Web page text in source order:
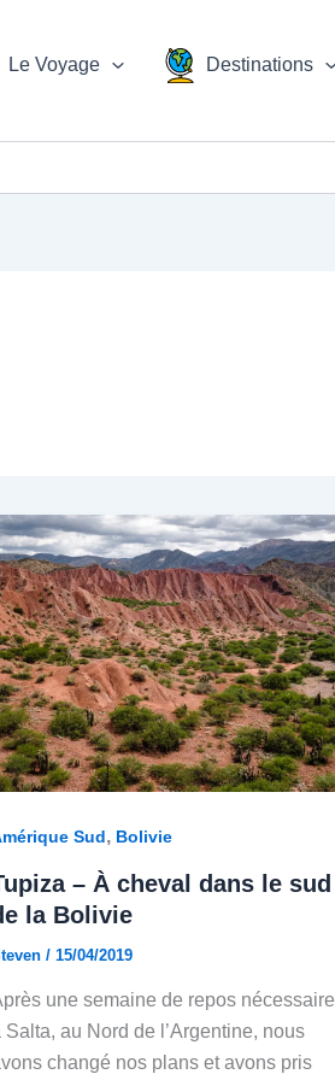
Le Voyage Destinations
Sud, Bolivie
– À cheval dans le sud
la Bolivie
/15/04/2019
une semaine de repos nécessaire
Salta, au Nord de l’Argentine, nous
changé nos plans et avons pris